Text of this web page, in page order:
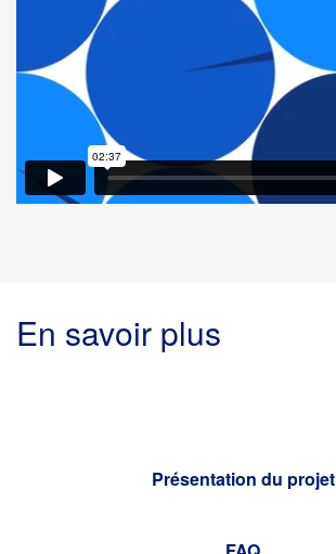
En savoir plus
Présentation du projet